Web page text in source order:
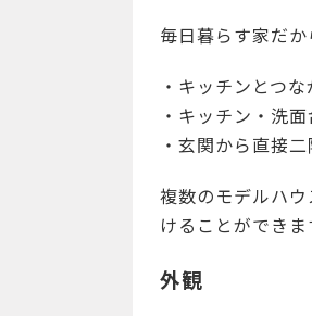
毎日暮らす家だ
・キッチンとつ
・キッチン・洗
・玄関から直接
複数のモデルハ
けることができま
外観